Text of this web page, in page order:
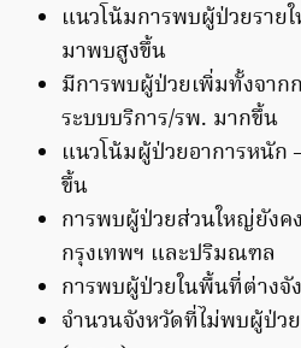
แนวโน้มการพบผู้ป่วยราย
มาพบสูงขึ้น
มีการพบผู้ป่วยเพิ่มทั้งจาก
ระบบบริการ/รพ. มากขึ้น
แนวโน้มผู้ป่วยอาการหนัก
ขึ้น
การพบผู้ป่วยส่วนใหญ่ยัง
กรุงเทพฯ และปริมณฑล
การพบผู้ป่วยในพื้นที่ต่าง
จำนวนจังหวัดที่ไม่พบผู้ป่ว